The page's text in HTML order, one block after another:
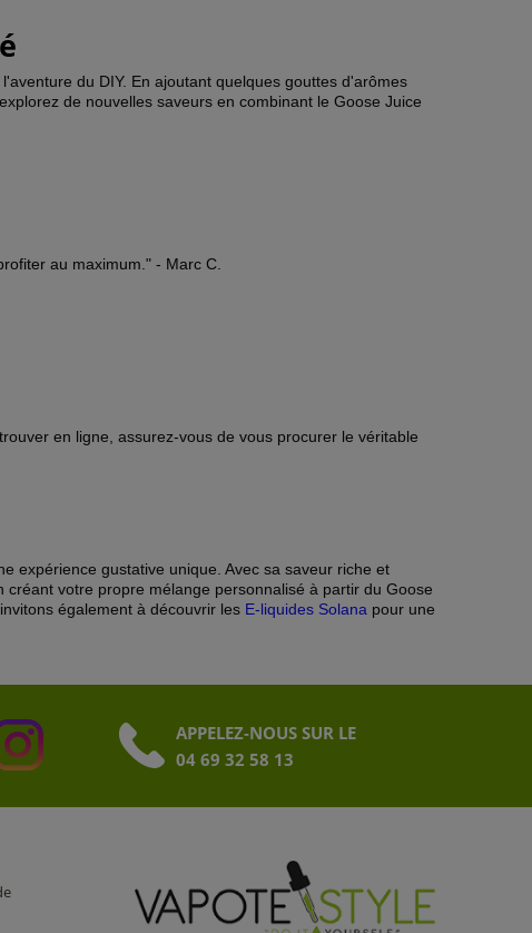
du DIY. En ajoutant quelques gouttes d'arômes
de nouvelles saveurs en combinant le Goose Juice
au maximum." - Marc C.
en ligne, assurez-vous de vous procurer le véritable
expérience gustative unique. Avec sa saveur riche et
votre propre mélange personnalisé à partir du Goose
également à découvrir les E-liquides Solana pour une
APPELEZ-NOUS SUR LE
04 69 32 58 13